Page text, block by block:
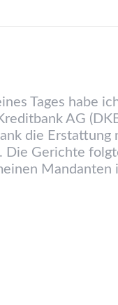
Tages habe
AG
die Erstattung
Die Gerichte
Mandanten